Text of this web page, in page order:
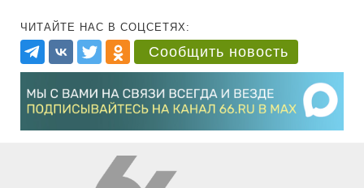
ЧИТАЙТЕ НАС В СОЦСЕТЯХ:
Сообщить новость